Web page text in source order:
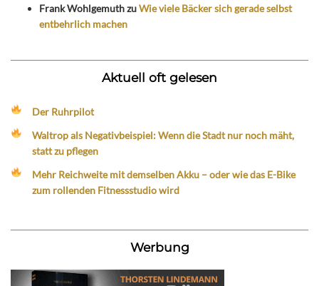
Frank WohlgemuthzuWie viele Bäcker sich gerade selbst
entbehrlich machen
Aktuell oft gelesen
Der Ruhrpilot
Waltrop als Negativbeispiel: Wenn die Stadt nur noch mäht,
statt zu pflegen
Mehr Reichweite mit demselben Akku – oder wie das E-Bike
zum rollenden Fitnessstudio wird
Werbung